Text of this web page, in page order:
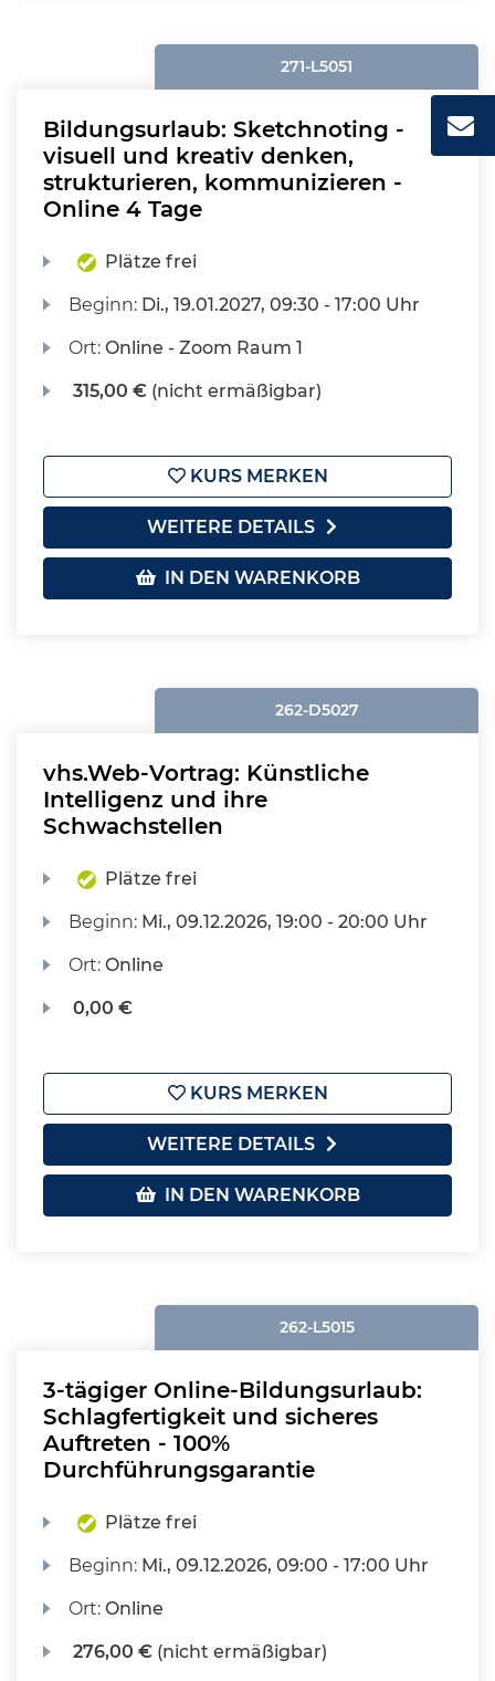
271-L5051
Bildungsurlaub: Sketchnoting -
visuell und kreativ denken,
strukturieren, kommunizieren -
Online 4 Tage
Plätze frei
Beginn: Di., 19.01.2027, 09:30 - 17:00 Uhr
Ort:Online - Zoom Raum 1
315,00 € (nicht ermäßigbar)
KURS MERKEN
WEITERE DETAILS
IN DEN WARENKORB
262-D5027
vhs.Web-Vortrag: Künstliche
Intelligenz und ihre
Schwachstellen
Plätze frei
Beginn: Mi., 09.12.2026, 19:00 - 20:00 Uhr
Ort:Online
0,00 €
KURS MERKEN
WEITERE DETAILS
IN DEN WARENKORB
262-L5015
3-tägiger Online-Bildungsurlaub:
Schlagfertigkeit und sicheres
Auftreten - 100%
Durchführungsgarantie
Plätze frei
Beginn: Mi., 09.12.2026, 09:00 - 17:00 Uhr
Ort:Online
276,00 € (nicht ermäßigbar)